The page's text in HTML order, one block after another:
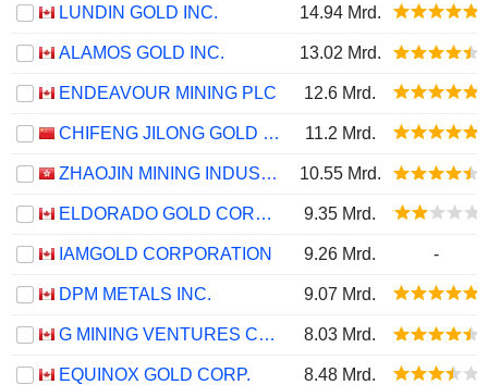
LUNDIN GOLD INC. 14.94 Mrd.
ALAMOS GOLD INC. 13.02 Mrd.
ENDEAVOUR MINING PLC 12.6 Mrd.
CHIFENG JILONG GOLD MINING GROUP LIMITED 11.2 Mrd.
ZHAOJIN MINING INDUSTRY COMPANY LIMITED 10.55 Mrd.
ELDORADO GOLD CORPORATION 9.35 Mrd.
IAMGOLD CORPORATION 9.26 Mrd. -
DPM METALS INC. 9.07 Mrd.
G MINING VENTURES CORP. 8.03 Mrd.
EQUINOX GOLD CORP. 8.48 Mrd.